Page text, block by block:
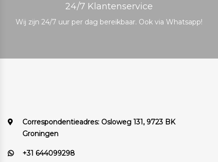
24/7 Klantenservice
Wij zijn 24/7 uur per dag bereikbaar. Ook via Whatsapp!
Correspondentieadres: Osloweg 131, 9723 BK
Groningen
+31 644099298